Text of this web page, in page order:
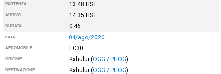
PARTENZA 13:48 HST
ARRIVO 14:35 HST
DURATA 0:46
DATA 04/ago/2026
AEROMOBILE EC30
ORIGINE Kahului (OGG / PHOG)
DESTINAZIONE Kahului (OGG / PHOG)